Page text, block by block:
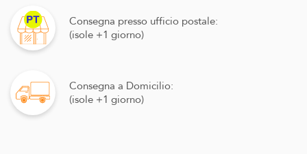
Consegna presso ufficio postale:
(isole +1 giorno)
Consegna a Domicilio:
(isole +1 giorno)